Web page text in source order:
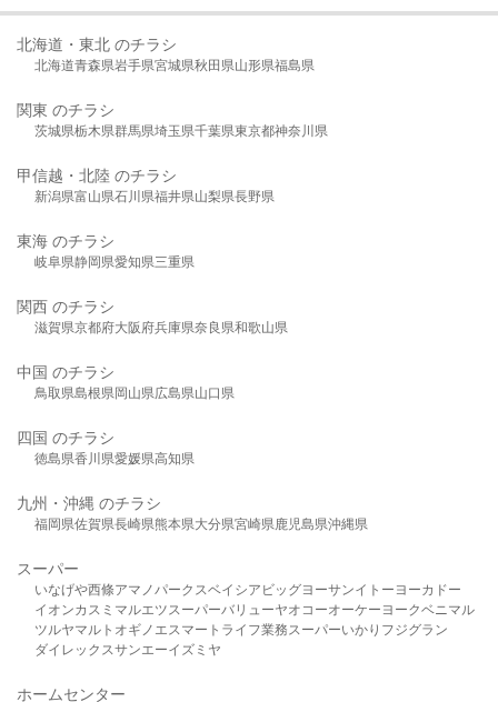
北海道・東北 のチラシ
北海道青森県岩手県宮城県秋田県山形県福島県
関東 のチラシ
茨城県栃木県群馬県埼玉県千葉県東京都神奈川県
甲信越・北陸 のチラシ
新潟県富山県石川県福井県山梨県長野県
東海 のチラシ
岐阜県静岡県愛知県三重県
関西 のチラシ
滋賀県京都府大阪府兵庫県奈良県和歌山県
中国 のチラシ
鳥取県島根県岡山県広島県山口県
四国 のチラシ
徳島県香川県愛媛県高知県
九州・沖縄 のチラシ
福岡県佐賀県長崎県熊本県大分県宮崎県鹿児島県沖縄県
スーパー
いなげや西條アマノパークスベイシア ビッグヨーサンイトーヨーカドー
イオンカスミ マルエツスーパーバリューヤオコーオーケー ヨークベニマル
ツルヤマルト オギノ エスマート ライフ業務スーパーいかり フジグラン
ダイレックスサンエーイズミヤ
ホームセンター